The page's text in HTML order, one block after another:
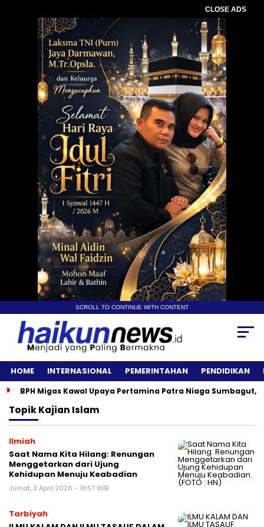
CLOSE ADS
SCROLL TO CONTINUE WITH CONTENT
HOME INTERNASIONAL PEMERINTAHAN PENDIDIKAN
BPH Migas Kawal Upaya Pertamina Patra Niaga Sumbagut,
TopikKajian Islam
Ilmiah
Saat Nama Kita Hilang: Renungan
Menggetarkan dari Ujung
Kehidupan Menuju Keabadian
Jumat, 3 April 2026 - 18:57 WIB
Tarbiyah